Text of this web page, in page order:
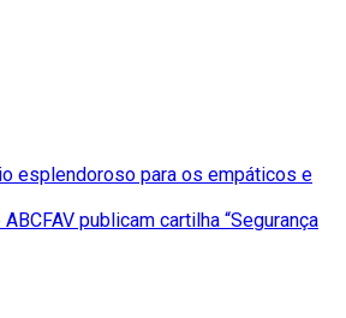
esplendoroso para os empáticos e
publicam cartilha “Segurança